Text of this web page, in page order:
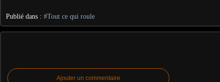
Publié dans : #Tout ce qui roule
Ajouter un commentaire